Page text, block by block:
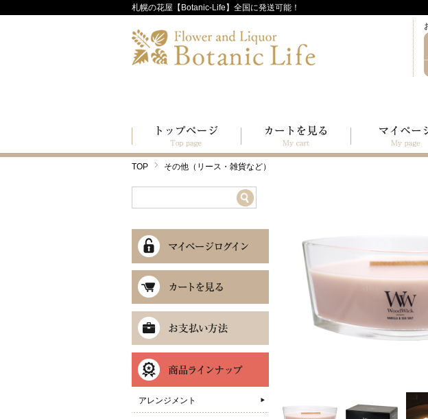
札幌の花屋【Botanic-Life】全国に発送可能！
TOP その他（リース・雑貨など）
アレンジメント